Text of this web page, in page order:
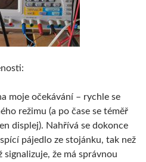
moje očekávání – rychle se
režimu (a po čase se téměř
displej). Nahřívá se dokonce
pájedlo ze stojánku, tak než
že má správnou